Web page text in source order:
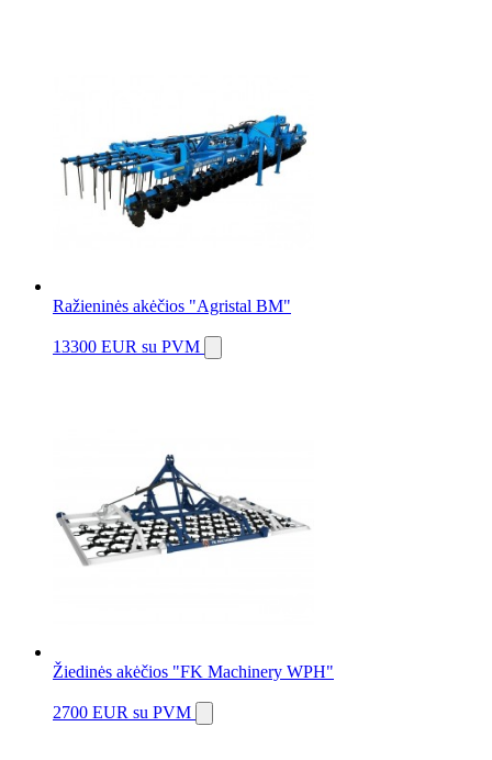
Ražieninės akėčios "Agristal BM"
13300 EUR su PVM
Žiedinės akėčios "FK Machinery WPH"
2700 EUR su PVM